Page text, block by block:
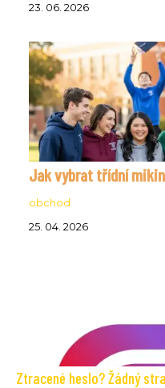
23. 06. 2026
Jak vybrat třídní
obchod
25. 04. 2026
Ztracené heslo? Žádný